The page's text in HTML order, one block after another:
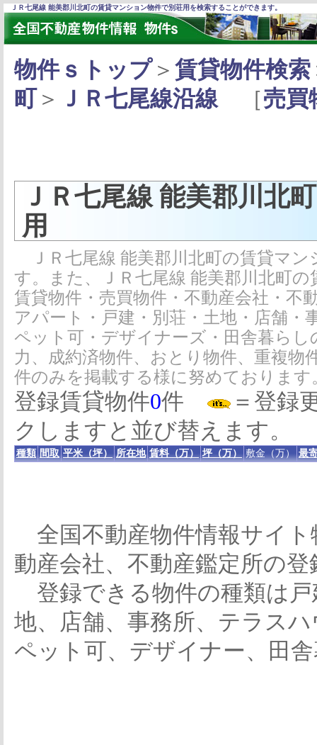
ＪＲ七尾線 能美郡川北町の賃貸マンション物件で別荘用を検索することができます。
物件ｓトップ＞ 賃貸物件検索
町
＞ ＪＲ七尾線沿線［売買
ＪＲ七尾線 能美郡川北
用
ＪＲ七尾線 能美郡川北町の賃貸マ
す。また、ＪＲ七尾線 能美郡川北町
賃貸物件・売買物件・不動産会社・不
アパート・戸建・別荘・土地・店舗・
ペット可・デザイナーズ・田舎暮ら
力、成約済物件、おとり物件、重複
件のみを掲載する様に努めております
登録賃貸物件0件
＝登録
クしますと並び替えます。
種類 間取 平米（坪） 所在地 賃料（万） 坪（万） 敷金（万） 最
全国不動産物件情報サイト
動産会社、不動産鑑定所の
登録できる物件の種類は
地、店舗、事務所、テラス
ペット可、デザイナー、田